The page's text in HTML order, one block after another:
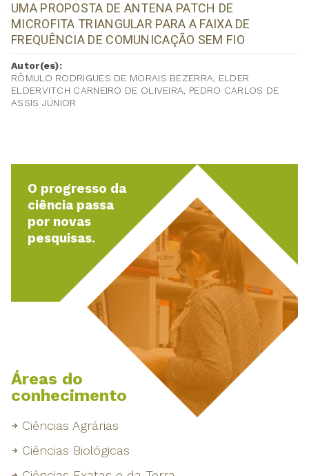
UMA PROPOSTA DE ANTENA PATCH DE
MICROFITA TRIANGULAR PARA A FAIXA DE
FREQUÊNCIA DE COMUNICAÇÃO SEM FIO
Autor(es):
RÔMULO RODRIGUES DE MORAIS BEZERRA, ELDER
ELDERVITCH CARNEIRO DE OLIVEIRA, PEDRO CARLOS DE
ASSIS JÚNIOR
O progresso da
ciência passa
por novas
pesquisas.
Áreas do
conhecimento
Ciências Agrárias
Ciências Biológicas